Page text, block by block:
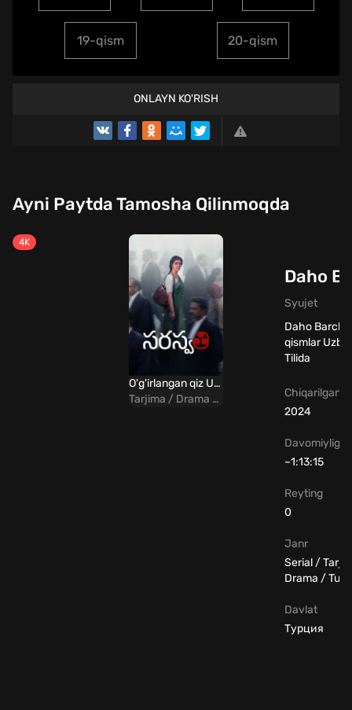
19-qism 20-qism
ONLAYN KO'RISH
Ayni Paytda Tamosha Qilinmoqda
4K
O'g'irlangan qiz Uzbek Tilida
Tarjima / Drama / Hind
Daho
Syujet
Daho Barcha
qismlar
Tilida
Chiqarilgan
2024
Janr
Serial /
Drama / Turk
Davomiyligi
~1:13:15
Davlat
Турция
Reyting
0